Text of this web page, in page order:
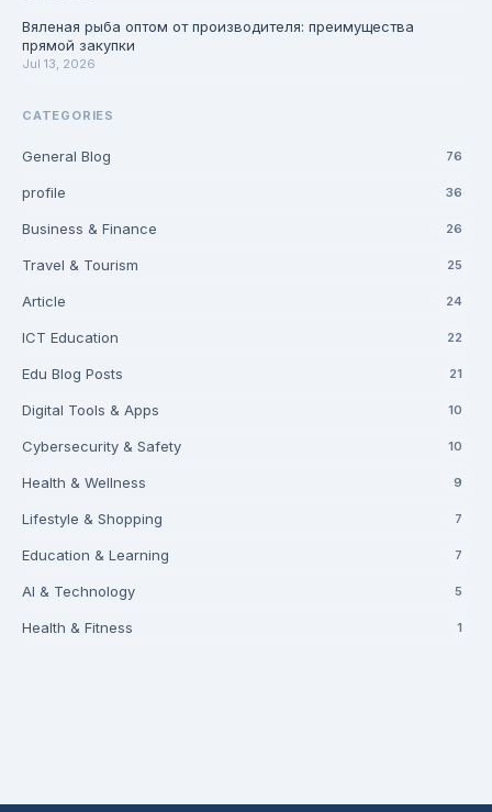
Вяленая рыба оптом от производителя: преимущества
прямой закупки
Jul 13, 2026
CATEGORIES
General Blog 76
profile 36
Business & Finance 26
Travel & Tourism 25
Article 24
ICT Education 22
Edu Blog Posts 21
Digital Tools & Apps 10
Cybersecurity & Safety 10
Health & Wellness 9
Lifestyle & Shopping 7
Education & Learning 7
AI & Technology 5
Health & Fitness 1